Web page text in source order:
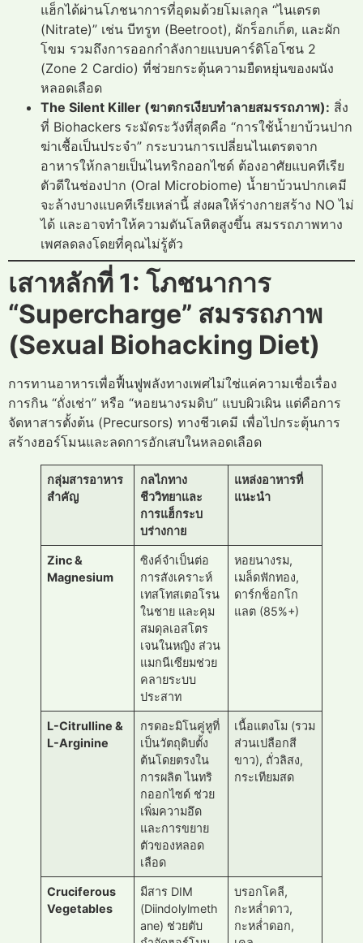
แฮ็กได้ผ่านโภชนาการที่อุดมด้วยโมเลกุล “ไนเตรต
(Nitrate)” เช่น บีทรูท (Beetroot), ผักร็อกเก็ต, และผัก
โขม รวมถึงการออกกำลังกายแบบคาร์ดิโอโซน 2
(Zone 2 Cardio) ที่ช่วยกระตุ้นความยืดหยุ่นของผนัง
หลอดเลือด
The Silent Killer (ฆาตกรเงียบทำลายสมรรถภาพ): สิ่ง
ที่ Biohackers ระมัดระวังที่สุดคือ “การใช้น้ำยาบ้วนปาก
ฆ่าเชื้อเป็นประจำ” กระบวนการเปลี่ยนไนเตรตจาก
อาหารให้กลายเป็นไนทริกออกไซด์ ต้องอาศัยแบคทีเรีย
ตัวดีในช่องปาก (Oral Microbiome) น้ำยาบ้วนปากเคมี
จะล้างบางแบคทีเรียเหล่านี้ ส่งผลให้ร่างกายสร้าง NO ไม่
ได้ และอาจทำให้ความดันโลหิตสูงขึ้น สมรรถภาพทาง
เพศลดลงโดยที่คุณไม่รู้ตัว
เสาหลักที่ 1: โภชนาการ
“Supercharge” สมรรถภาพ
(Sexual Biohacking Diet)
การทานอาหารเพื่อฟื้นฟูพลังทางเพศไม่ใช่แค่ความเชื่อเรื่อง
การกิน “ถั่งเช่า” หรือ “หอยนางรมดิบ” แบบผิวเผิน แต่คือการ
จัดหาสารตั้งต้น (Precursors) ทางชีวเคมี เพื่อไปกระตุ้นการ
สร้างฮอร์โมนและลดการอักเสบในหลอดเลือด
กลุ่มสารอาหาร
สำคัญ
กลไกทาง
ชีววิทยาและ
การแฮ็กระบ
บร่างกาย
แหล่งอาหารที่
แนะนำ
Zinc &
Magnesium
ซิงค์จำเป็นต่อ
การสังเคราะห์
เทสโทสเตอโรน
ในชาย และคุม
สมดุลเอสโตร
เจนในหญิง ส่วน
แมกนีเซียมช่วย
คลายระบบ
ประสาท
หอยนางรม,
เมล็ดฟักทอง,
ดาร์กช็อกโก
แลต (85%+)
L-Citrulline &
L-Arginine
กรดอะมิโนคู่หูที่
เป็นวัตถุดิบตั้ง
ต้นโดยตรงใน
การผลิต ไนทริ
กออกไซด์ ช่วย
เพิ่มความอึด
และการขยาย
ตัวของหลอด
เลือด
เนื้อแตงโม (รวม
ส่วนเปลือกสี
ขาว), ถั่วลิสง,
กระเทียมสด
Cruciferous
Vegetables
มีสาร DIM
(Diindolylmeth
ane) ช่วยตับ
บรอกโคลี,
กะหล่ำดาว,
กะหล่ำดอก,